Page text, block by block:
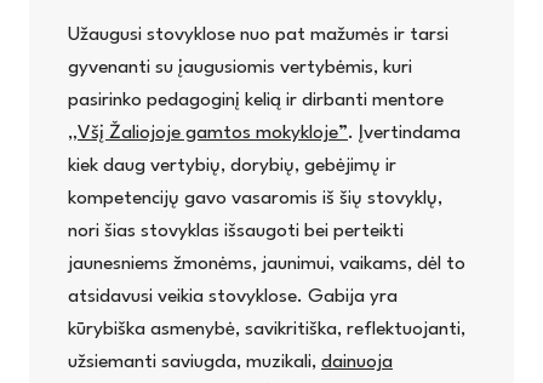
Užaugusi stovyklose nuo pat mažumės ir tarsi
gyvenanti su įaugusiomis vertybėmis, kuri
pasirinko pedagoginį kelią ir dirbanti mentore
„Všį Žaliojoje gamtos mokykloje”. Įvertindama
kiek daug vertybių, dorybių, gebėjimų ir
kompetencijų gavo vasaromis iš šių stovyklų,
nori šias stovyklas išsaugoti bei perteikti
jaunesniems žmonėms, jaunimui, vaikams, dėl to
atsidavusi veikia stovyklose. Gabija yra
kūrybiška asmenybė, savikritiška, reflektuojanti,
užsiemanti saviugda, muzikali, dainuoja